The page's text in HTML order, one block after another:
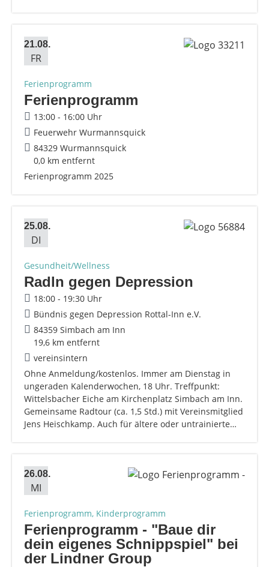
21.08.
FR
Ferienprogramm
Ferienprogramm
13:00 - 16:00 Uhr
Feuerwehr Wurmannsquick
84329 Wurmannsquick
0,0 km entfernt
Ferienprogramm 2025
25.08.
DI
Gesundheit/Wellness
Radln gegen Depression
18:00 - 19:30 Uhr
Bündnis gegen Depression Rottal-Inn e.V.
84359 Simbach am Inn
19,6 km entfernt
vereinsintern
Ohne Anmeldung/kostenlos. Immer am Dienstag in
ungeraden Kalenderwochen, 18 Uhr. Treffpunkt:
Wittelsbacher Eiche am Kirchenplatz Simbach am Inn.
Gemeinsame Radtour (ca. 1,5 Std.) mit Vereinsmitglied
Jens Heischkamp. Auch für ältere oder untrainierte…
26.08.
MI
Ferienprogramm, Kinderprogramm
Ferienprogramm - "Baue dir
dein eigenes Schnippspiel" bei
der Lindner Group